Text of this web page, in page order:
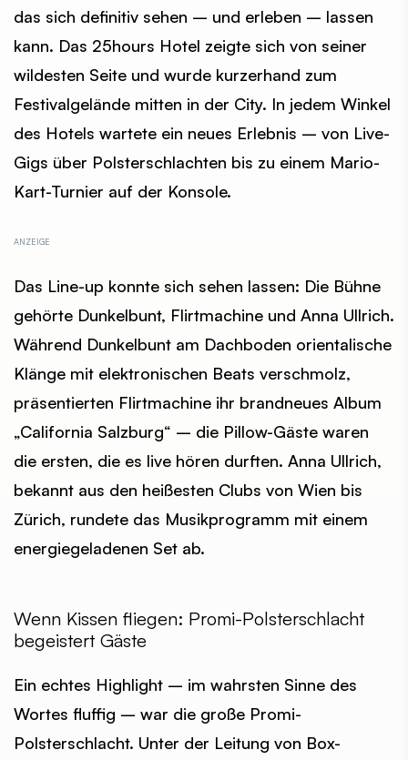
das sich definitiv sehen – und erleben – lassen
kann. Das 25hours Hotel zeigte sich von seiner
wildesten Seite und wurde kurzerhand zum
Festivalgelände mitten in der City. In jedem Winkel
des Hotels wartete ein neues Erlebnis – von Live-
Gigs über Polsterschlachten bis zu einem Mario-
Kart-Turnier auf der Konsole.
Das Line-up konnte sich sehen lassen: Die Bühne
gehörte Dunkelbunt, Flirtmachine und Anna Ullrich.
Während Dunkelbunt am Dachboden orientalische
Klänge mit elektronischen Beats verschmolz,
präsentierten Flirtmachine ihr brandneues Album
„California Salzburg“ – die Pillow-Gäste waren
die ersten, die es live hören durften. Anna Ullrich,
bekannt aus den heißesten Clubs von Wien bis
Zürich, rundete das Musikprogramm mit einem
energiegeladenen Set ab.
Wenn Kissen fliegen: Promi-Polsterschlacht
begeistert Gäste
Ein echtes Highlight – im wahrsten Sinne des
Wortes fluffig – war die große Promi-
Polsterschlacht. Unter der Leitung von Box-